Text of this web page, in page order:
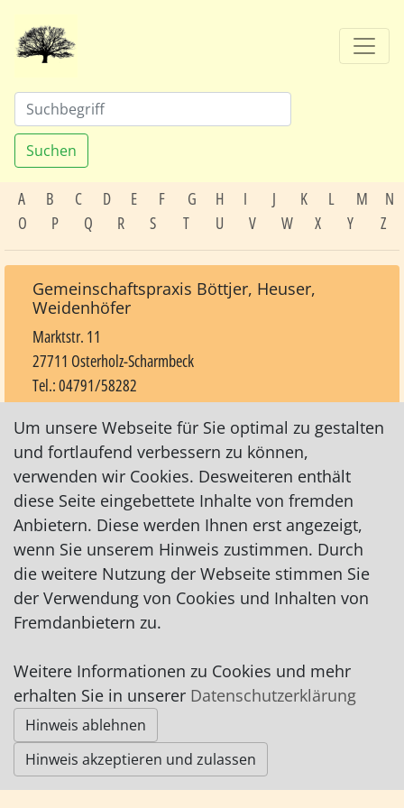
Suchen
A B C D E F G H I J K L M
N
O
P Q R S T U V W X Y Z
Gemeinschaftspraxis Böttjer, Heuser,
Weidenhöfer
Marktstr. 11
27711 Osterholz-Scharmbeck
Tel.: 04791/58282
Fax: 04791/58283
praxis@arzt-am-markt.de
http://www.arzt-am-markt.de
Uwe Böttjer (Facharzt für Chirurgie, Facharzt für
Allgemeinmedizin)
Anja Heuser (Fachärztin für Allgemeinmedizin)
Horst Weidenhöfer (Facharzt für Allgemeinmedizin)
Impressum|Datenschutz |AGB
© Worpswede24 2015-2026
Um unsere Webseite für Sie optimal zu gestalten
und fortlaufend verbessern zu können,
verwenden wir Cookies. Desweiteren enthält
diese Seite eingebettete Inhalte von fremden
Anbietern. Diese werden Ihnen erst angezeigt,
wenn Sie unserem Hinweis zustimmen. Durch
die weitere Nutzung der Webseite stimmen Sie
der Verwendung von Cookies und Inhalten von
Fremdanbietern zu.
Weitere Informationen zu Cookies und mehr
erhalten Sie in unserer Datenschutzerklärung
Hinweis ablehnen
Hinweis akzeptieren und zulassen